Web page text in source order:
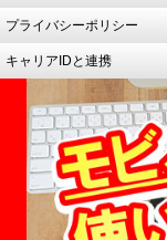
プライバシーポリシー
キャリアIDと連携